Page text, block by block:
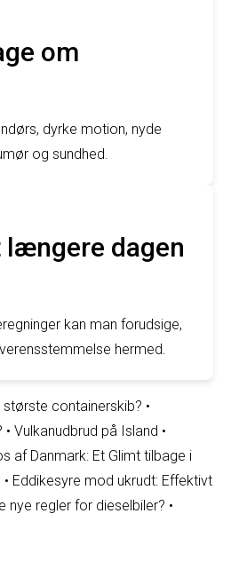
om
dyrke motion, nyde
og sundhed.
længere dagen
kan man forudsige,
hermed.
containerskib? •
• Vulkanudbrud på Island •
af Danmark: Et Glimt tilbage i
• Eddikesyre mod ukrudt: Effektivt
nye regler for dieselbiler? •